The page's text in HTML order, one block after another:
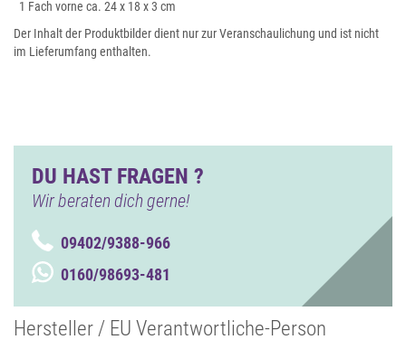
1 Fach vorne ca. 24 x 18 x 3 cm
Der Inhalt der Produktbilder dient nur zur Veranschaulichung und ist nicht
im Lieferumfang enthalten.
DU HAST FRAGEN ?
Wir beraten dich gerne!
09402/9388-966
0160/98693-481
Hersteller / EU Verantwortliche-Person